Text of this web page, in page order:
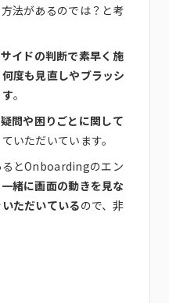
法があるのでは？と考
イドの判断で素早く施
何度も見直しやブラッシ
。
疑問や困りごとに関して
ていただいています。
るとOnboardingのエン
一緒に画面の動きを見な
ただいているので、非